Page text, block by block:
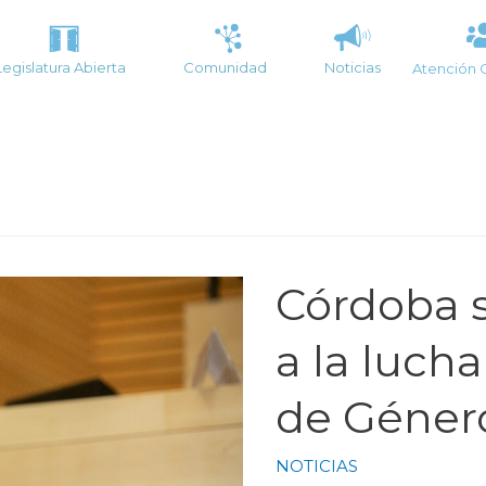
Abierta Comunidad Noticias Atención
Córdoba
a la
de
NOTICIAS